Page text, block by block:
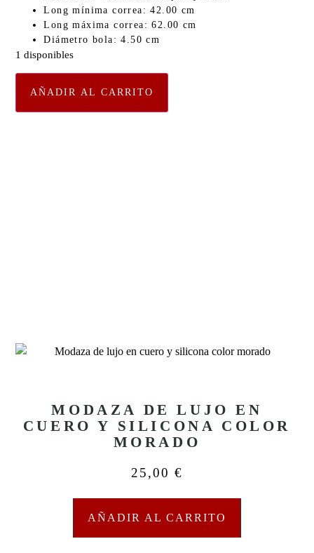
Long mínima correa: 42.00 cm
Long máxima correa: 62.00 cm
Diámetro bola: 4.50 cm
1 disponibles
AÑADIR AL CARRITO
MODAZA DE LUJO EN
CUERO Y SILICONA COLOR
MORADO
25,00 €
AÑADIR AL CARRITO